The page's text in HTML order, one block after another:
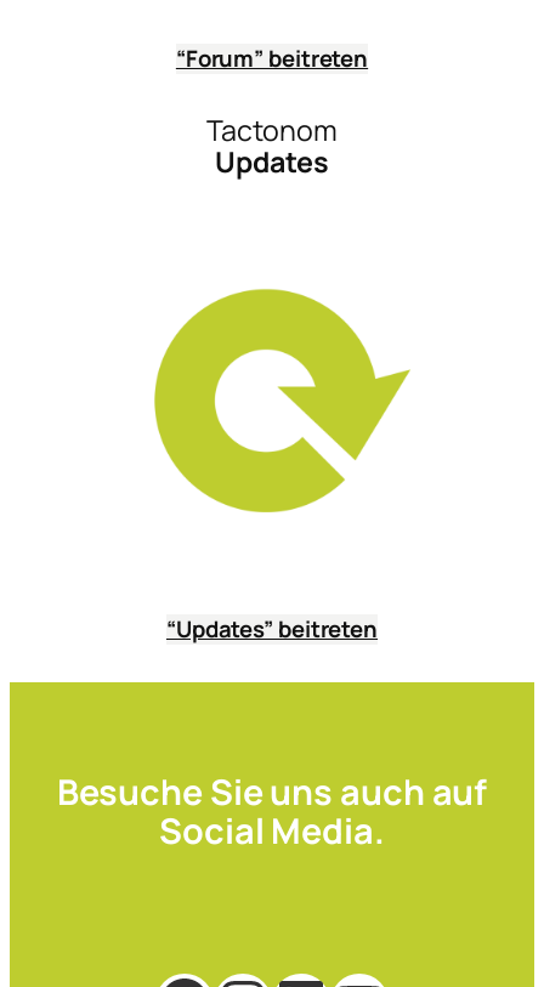
“Forum” beitreten
Tactonom
Updates
“Updates” beitreten
Besuche Sie uns auch auf
Social Media.